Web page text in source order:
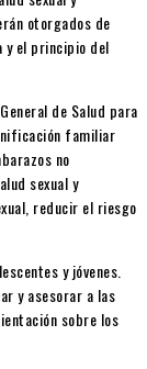
otorgados de
y el principio del
de Salud para
familiar
no
sexual y
reducir el riesgo
y jóvenes.
y asesorar a las
sobre los